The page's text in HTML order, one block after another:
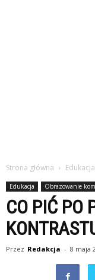
Strona główna Edukacja
Edukacja Obrazowanie
CO PIĆ PO
Przez Redakcja - 8 maja